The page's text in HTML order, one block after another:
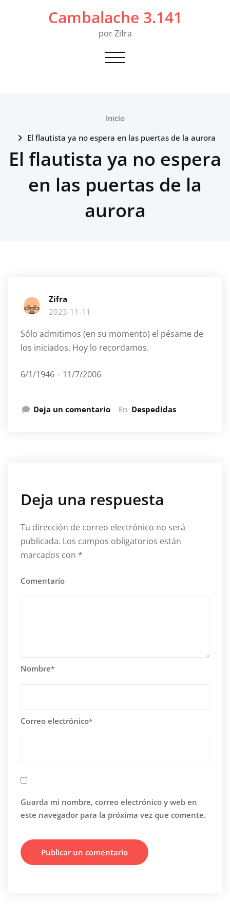
Cambalache 3.141
por Zifra
Alternar navegación
Inicio
El flautista ya no espera en las puertas de la aurora
El flautista ya no espera
en las puertas de la
aurora
Zifra
2023-11-11
Sólo admitimos (en su momento) el pésame de
los iniciados. Hoy lo recordamos.
6/1/1946 – 11/7/2006
Deja un comentario En Despedidas
Deja una respuesta
Tu dirección de correo electrónico no será
publicada. Los campos obligatorios están
marcados con *
Comentario
Nombre*
Correo electrónico*
Guarda mi nombre, correo electrónico y web en
este navegador para la próxima vez que comente.